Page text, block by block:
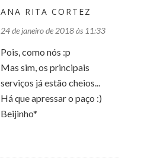
ANA RITA CORTEZ
24 de janeiro de 2018 às 11:33
Pois, como nós :p
Mas sim, os principais
serviços já estão cheios...
Há que apressar o paço :)
Beijinho*